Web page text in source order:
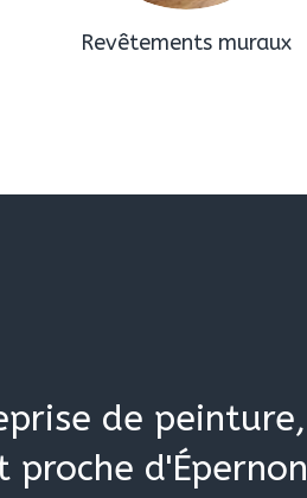
Revêtements muraux
de peinture,
proche d'Épernon